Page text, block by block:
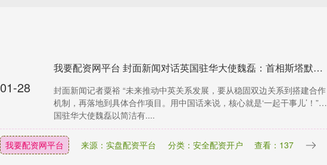
01-28
我要配资网平台 封面新闻对话英国驻华大使魏磊：首相斯塔默访华聚焦三大议题，不在国际交往“选边站队”
封面新闻记者粟裕 “未来推动中英关系发展，要从稳固双边关系到搭建合作
机制，再落地到具体合作项目。用中国话来说，核心就是‘一起干事儿’！”英
国驻华大使魏磊以简洁有....
我要配资网平台 来源：实盘配资平台 分类：安全配资开户 查看：137